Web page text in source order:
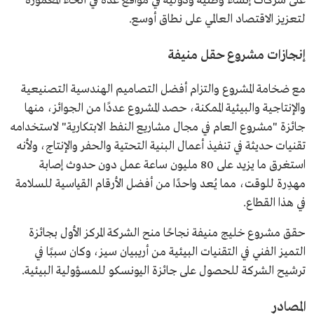
لتعزيز الاقتصاد العالمي على نطاق أوسع.
إنجازات مشروع حقل منيفة
مع ضخامة المشروع والتزام أفضل التصاميم الهندسية التصنيعية
والإنتاجية والبيئية الممكنة، حصد المشروع عددًا من الجوائز، منها
جائزة "مشروع العام في مجال مشاريع النفط الابتكارية" لاستخدامه
تقنيات حديثة في تنفيذ أعمال البنية التحتية والحفر والإنتاج، ولأنه
استغرق ما يزيد على 80 مليون ساعة عمل دون حدوث إصابة
مهدِرة للوقت، مما يُعد واحدًا من أفضل الأرقام القياسية للسلامة
في هذا القطاع.
حقق مشروع خليج منيفة نجاحًا منح الشركة المركز الأول بجائزة
التميز الفني في التقنيات البيئية من أريبيان سيز، وكان سببًا في
ترشيح الشركة للحصول على جائزة اليونسكو للمسؤولية البيئية.
المصادر